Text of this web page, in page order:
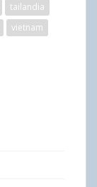
tailandia
vietnam